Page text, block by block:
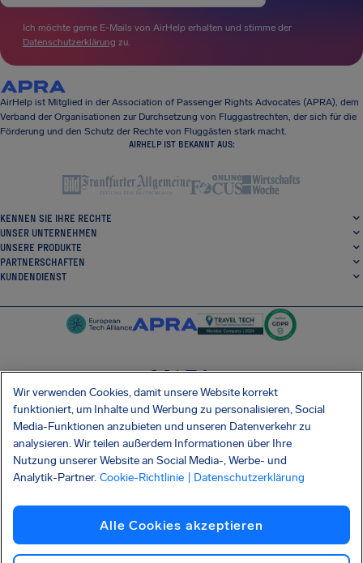
Ich möchte gerne E-Mails von AirHelp erhalten und stimme der
Datenschutzerklärung zu.
AirHelp ist Mitglied in der Association of Passenger Rights Advocates (APRA), dem
Verband der Organisationen zur Durchsetzung von Fluggastrechten, der sich für die
Förderung und den Schutz der Rechte von Fluggästen stark macht.
AIRHELP IST BEKANNT AUS:
KENNEN SIE IHRE RECHTE
UNSER UNTERNEHMEN
UNSERE PRODUKTE
PARTNERSCHAFTEN
KUNDENDIENST
SocialFacebook
SocialTwitter
SocialInstagram
SocialLinkedin
ERHALTEN SIE UNSERE KOSTENLOSE APP
Allgemeinen GeschäftsbedingungenDatenschutzerklärung
Barrierefreiheit
Wir verwenden Cookies, damit unsere Website korrekt
funktioniert, um Inhalte und Werbung zu personalisieren, Social
Media-Funktionen anzubieten und unseren Datenverkehr zu
analysieren. Wir teilen außerdem Informationen über Ihre
Nutzung unserer Website an Social Media-, Werbe- und
Analytik-Partner. Cookie-Richtlinie | Datenschutzerklärung
Alle Cookies akzeptieren